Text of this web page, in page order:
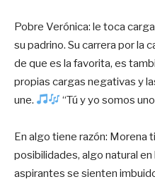
Pobre Verónica: le toca
su padrino. Su carrera por la
de que es la favorita, es
propias cargas negativas y
une.
“Tú y yo somos
En algo tiene razón: Morena
posibilidades, algo natural
aspirantes se sienten